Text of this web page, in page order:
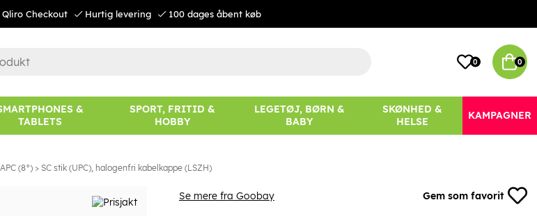
Checkout Hurtig levering 100 dages åbent køb
0 0
&
TABLETS
SPORT, FRITID &
HOBBY
LEGETØJ, BØRN &
BABY
SKØNHED &
HELSE
KAMPAGNER
(8°) > SC stik (UPC), halogenfri kabelkappe (LSZH)
Se mere fra Goobay Gem som favorit